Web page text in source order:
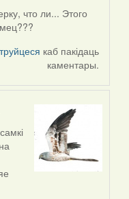
что ли... Этого
каб пакідаць
каментары.